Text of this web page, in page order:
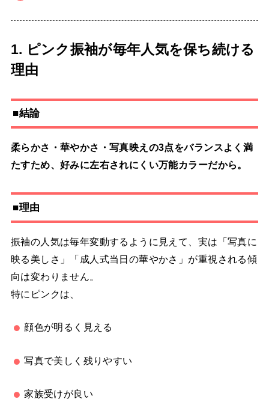
1. ピンク振袖が毎年人気を保ち続ける
理由
■結論
柔らかさ・華やかさ・写真映えの3点をバランスよく満
たすため、好みに左右されにくい万能カラーだから。
■理由
振袖の人気は毎年変動するように見えて、実は「写真に
映る美しさ」「成人式当日の華やかさ」が重視される傾
向は変わりません。
特にピンクは、
顔色が明るく見える
写真で美しく残りやすい
家族受けが良い